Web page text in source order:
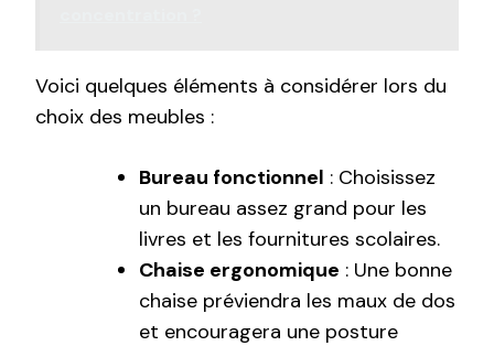
Voici quelques éléments à considérer lors du
choix des meubles :
Bureau fonctionnel : Choisissez
un bureau assez grand pour les
livres et les fournitures scolaires.
Chaise ergonomique : Une bonne
chaise préviendra les maux de dos
et encouragera une posture